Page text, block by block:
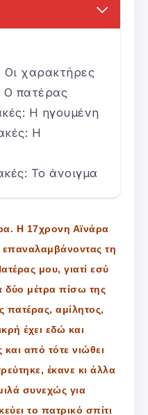
Οι χαρακτήρες
Ο πατέρας
Η ηγουμένη
Η
Το άνοιγμα
H 17χρονη Αϊνάρα
επαναλαμβάνοντας τη
μου, γιατί εσύ
δύο μέτρα πίσω της
πατέρας, αμίλητος,
έχει εδώ και
από τότε νιώθει
έκανε κι άλλα
συνεχώς για
το πατρικό σπίτι